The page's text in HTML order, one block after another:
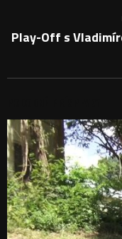
Play-Off s